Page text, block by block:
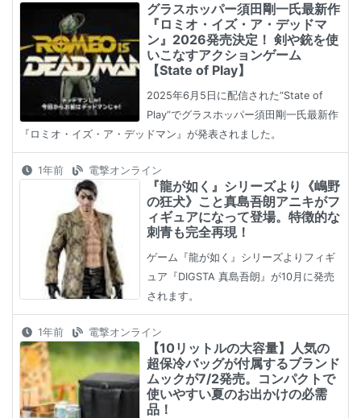
グラスホッパー須田剛一氏最新作
『ロミオ・イズ・ア・デッドマ
ン』2026発売決定！ 剣や銃を使
いこなすアクションゲーム
【State of Play】
2025年6月5日に配信された“State of
Play”でグラスホッパー須田剛一氏最新作
『ロミオ・イズ・ア・デッドマン』が発表されました。
1年前 電撃オンライン
『龍が如く』シリーズより《嶋野
の狂犬》こと真島吾朗アニキがフ
ィギュアになって登場。特徴的な
刺青も完全再現！
ゲーム『龍が如く』シリーズよりフィギ
ュア『DIGSTA 真島吾朗』が10月に発売
されます。
1年前 電撃オンライン
【10リットルの大容量】人気の
超保冷バッグが付属するブランド
ムックが7/2発売。コンパクトで
使いやすい夏のお出かけの必需
品！